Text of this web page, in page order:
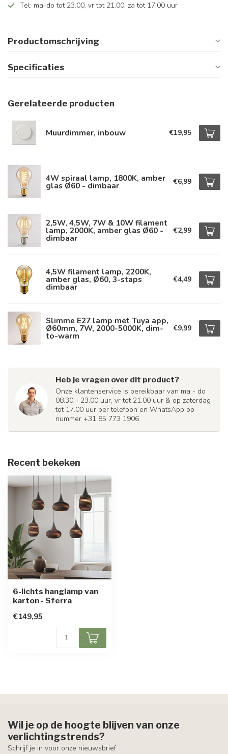
Tel: ma-do tot 23.00, vr tot 21.00, za tot 17.00 uur
Productomschrijving
Specificaties
Gerelateerde producten
Muurdimmer, inbouw €19,95
4W spiraal lamp, 1800K, amber
glas Ø60 - dimbaar €6,99
2,5W, 4,5W, 7W & 10W filament
lamp, 2000K, amber glas Ø60 -
dimbaar
€2,99
4,5W filament lamp, 2200K,
amber glas, Ø60, 3-staps
dimbaar
€4,49
Slimme E27 lamp met Tuya app,
Ø60mm, 7W, 2000-5000K, dim-
to-warm
€9,99
Heb je vragen over dit product?
Onze klantenservice is bereikbaar van ma - do
08.30 - 23.00 uur, vr tot 21.00 uur & op zaterdag
tot 17.00 uur per telefoon en WhatsApp op
nummer +31 85 773 1906
Recent bekeken
6-lichts hanglamp van
karton - Sferra
€149,95
Wil je op de hoogte blijven van onze
verlichtingstrends?
Schrijf je in voor onze nieuwsbrief